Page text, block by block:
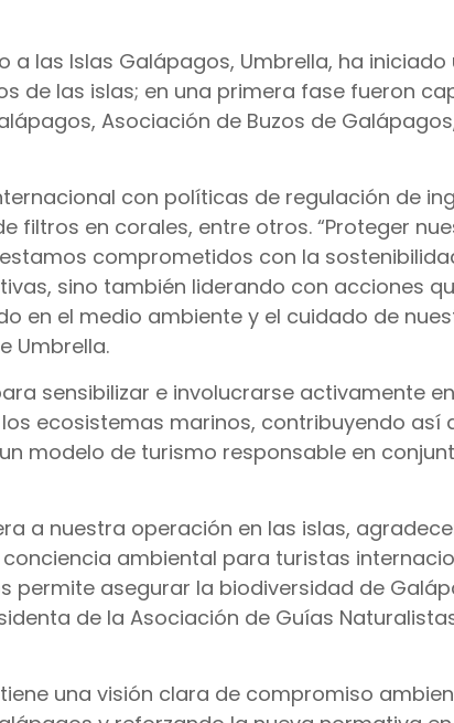
las Islas Galápagos, Umbrella, ha
de las islas; en una primera fase fueron
Asociación de Buzos de
con políticas de regulación de
filtros en corales, entre otros. “Proteger
comprometidos con la
sino también liderando con acciones
en el medio ambiente y el cuidado de
Umbrella.
sensibilizar e involucrarse activamente
ecosistemas marinos, contribuyendo así
modelo de turismo responsable en
a nuestra operación en las islas,
ambiental para turistas
permite asegurar la biodiversidad de
de la Asociación de Guías
una visión clara de compromiso